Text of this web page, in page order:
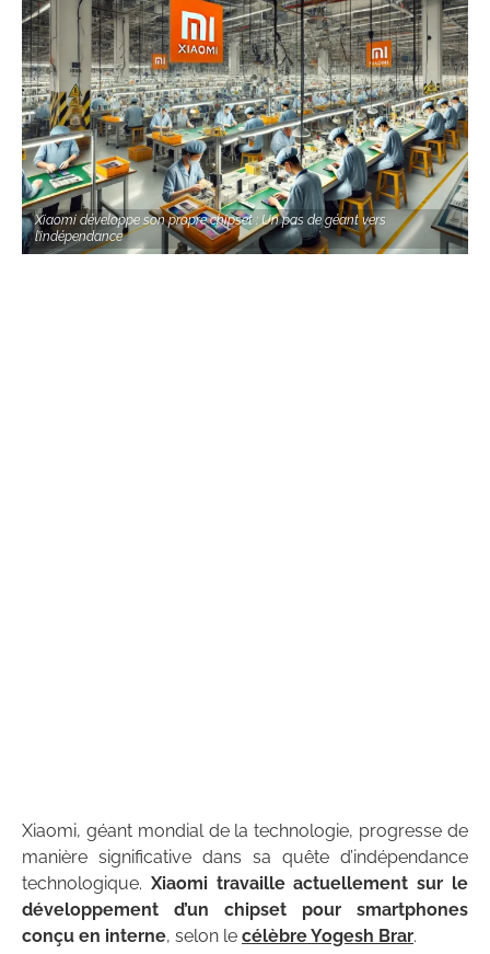
Xiaomi développe son propre chipset : Un pas de géant vers
l’indépendance
Xiaomi, géant mondial de la technologie, progresse de
manière significative dans sa quête d’indépendance
technologique. Xiaomi travaille actuellement sur le
développement d’un chipset pour smartphones
conçu en interne, selon le célèbre Yogesh Brar.